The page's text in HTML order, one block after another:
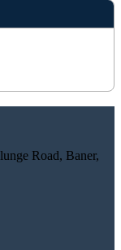
Road, Baner,